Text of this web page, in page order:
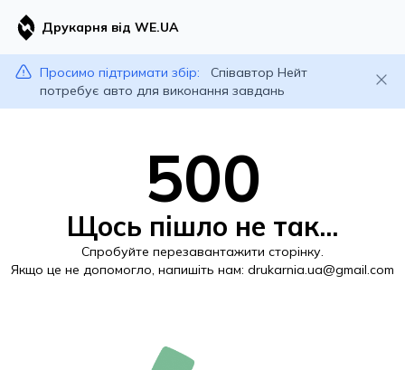
Друкарня від WE.UA
Просимо підтримати збір:
Співавтор Нейт
потребує авто для виконання завдань
500
Щось пішло не так...
Спробуйте перезавантажити сторінку.
Якщо це не допомогло, напишіть нам: drukarnia.ua@gmail.com